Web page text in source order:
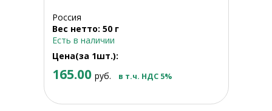
Россия
Вес нетто: 50 г
Есть в наличии
Цена(за 1шт.):
165.00 руб. в т.ч. НДС 5%